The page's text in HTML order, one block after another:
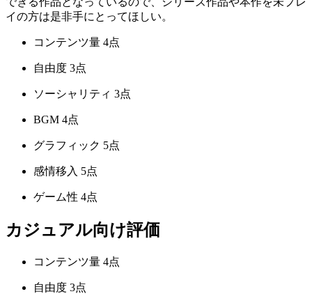
イの方は是非手にとってほしい。
コンテンツ量 4点
自由度 3点
ソーシャリティ 3点
BGM 4点
グラフィック 5点
感情移入 5点
ゲーム性 4点
カジュアル向け評価
コンテンツ量 4点
自由度 3点